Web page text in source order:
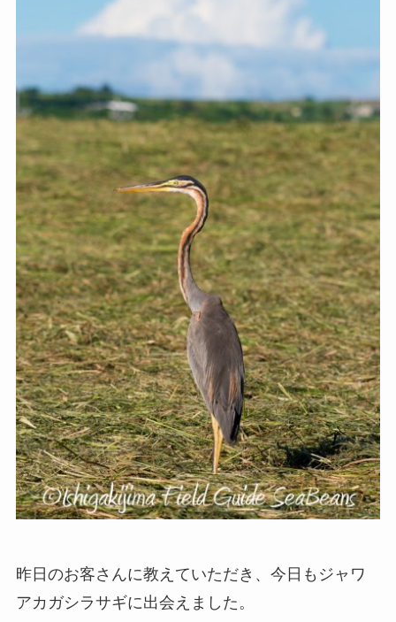
昨日のお客さんに教えていただき、今日もジャワ
アカガシラサギに出会えました。